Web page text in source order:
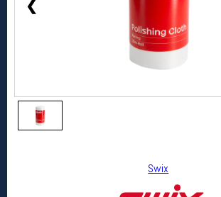
❮
Swix